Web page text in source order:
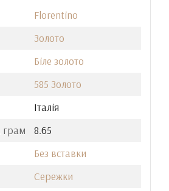
Florentino
Золото
Біле золото
585 Золото
Італія
грам
8.65
Без вставки
Сережки